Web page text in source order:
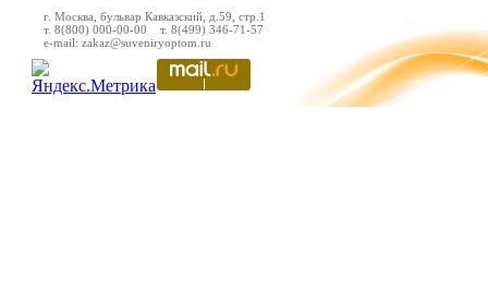
г. Москва, бульвар Кавказский, д.59, стр.1
т. 8(800) 000-00-00 т. 8(499) 346-71-57
e-mail: zakaz@suveniryoptom.ru